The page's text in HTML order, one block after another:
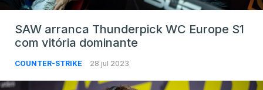
SAW arranca Thunderpick WC Europe S1
com vitória dominante
COUNTER-STRIKE 28 jul 2023